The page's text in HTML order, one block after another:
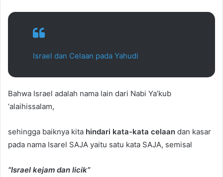
Israel dan Celaan pada Yahudi
Bahwa Israel adalah nama lain dari Nabi Ya’kub
‘alaihissalam,
sehingga baiknya kita hindari kata-kata celaan dan kasar
pada nama Isarel SAJA yaitu satu kata SAJA, semisal
“Israel kejam dan licik”